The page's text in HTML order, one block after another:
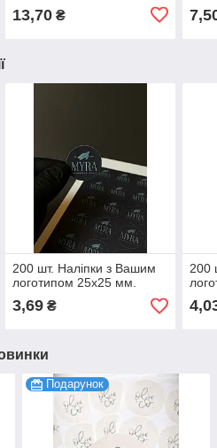
13,70₴
200 шт. Наліпки з Вашим
логотипом 25х25 мм.
3,69₴
200
Подарунок